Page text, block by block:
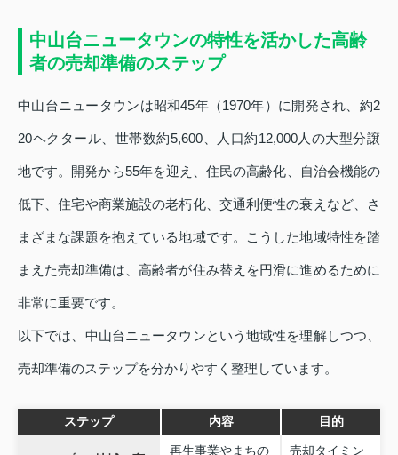
中山台ニュータウンの特性を活かした高齢
者の売却準備のステップ
中山台ニュータウンは昭和45年（1970年）に開発され、約2
20ヘクタール、世帯数約5,600、人口約12,000人の大型分譲
地です。開発から55年を迎え、住民の高齢化、自治会機能の
低下、住宅や商業施設の老朽化、交通利便性の衰えなど、さ
まざまな課題を抱えている地域です。こうした地域特性を踏
まえた売却準備は、高齢者が住み替えを円滑に進めるために
非常に重要です。
以下では、中山台ニュータウンという地域性を理解しつつ、
売却準備のステップを分かりやすく整理しています。
ステップ 内容 目的
再生事業やまちの 売却タイミン